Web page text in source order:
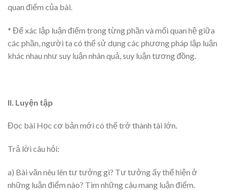
quan điểm của bài.
* Để xác lập luận điểm trong từng phần và mối quan hệ giữa
các phần, người ta có thể sử dụng các phương pháp lập luận
khác nhau như suy luận nhân quả, suy luận tương đồng.
II. Luyện tập
Đọc bài Học cơ bản mới có thể trở thành tài lớn.
Trả lời câu hỏi:
a) Bài văn nêu lên tư tưởng gì? Tư tưởng ấy thể hiện ở
những luận điểm nào? Tìm những câu mang luận điểm.